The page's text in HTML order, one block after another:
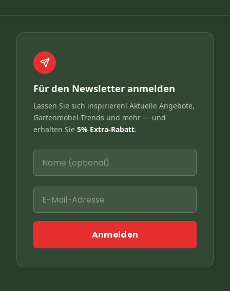
Für den Newsletter anmelden
Lassen Sie sich inspirieren! Aktuelle Angebote,
Gartenmöbel-Trends und mehr — und
erhalten Sie 5% Extra-Rabatt.
Anmelden